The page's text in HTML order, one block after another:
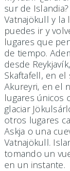
sur de
Vatnajökull y la
puedes ir y
lugares que
de tiempo.
desde
Skaftafell, en
Akureyri, en el
lugares únicos
glaciar
otros lugares
Askja o una
Vatnajökull.
tomando un
en un instante.